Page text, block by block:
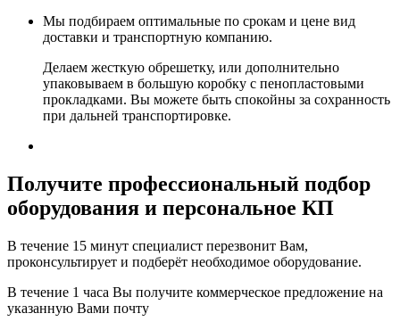
Мы подбираем оптимальные по срокам и цене вид
доставки и транспортную компанию.
Делаем жесткую обрешетку, или дополнительно
упаковываем в большую коробку с пенопластовыми
прокладками. Вы можете быть спокойны за сохранность
при дальней транспортировке.
Получите профессиональный подбор
оборудования и персональное КП
В течение 15 минут специалист перезвонит Вам,
проконсультирует и подберёт необходимое оборудование.
В течение 1 часа Вы получите коммерческое предложение на
указанную Вами почту